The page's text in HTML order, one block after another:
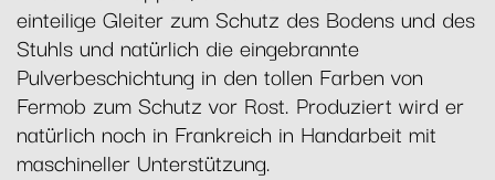
einteilige Gleiter zum Schutz des Bodens und des
Stuhls und natürlich die eingebrannte
Pulverbeschichtung in den tollen Farben von
Fermob zum Schutz vor Rost. Produziert wird er
natürlich noch in Frankreich in Handarbeit mit
maschineller Unterstützung.